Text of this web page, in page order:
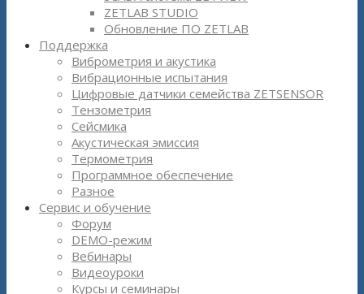
ZETLAB STUDIO
Обновление ПО ZETLAB
Поддержка
Виброметрия и акустика
Вибрационные испытания
Цифровые датчики семейства ZETSENSOR
Тензометрия
Сейсмика
Акустическая эмиссия
Термометрия
Программное обеспечение
Разное
Сервис и обучение
Форум
DEMO-режим
Вебинары
Видеоуроки
Курсы и семинары